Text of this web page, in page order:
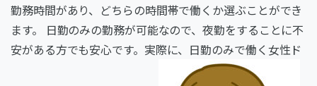
勤務時間があり、どちらの時間帯で働くか選ぶことができ
ます。 日勤のみの勤務が可能なので、夜勤をすることに不
安がある方でも安心です。実際に、日勤のみで働く女性ド